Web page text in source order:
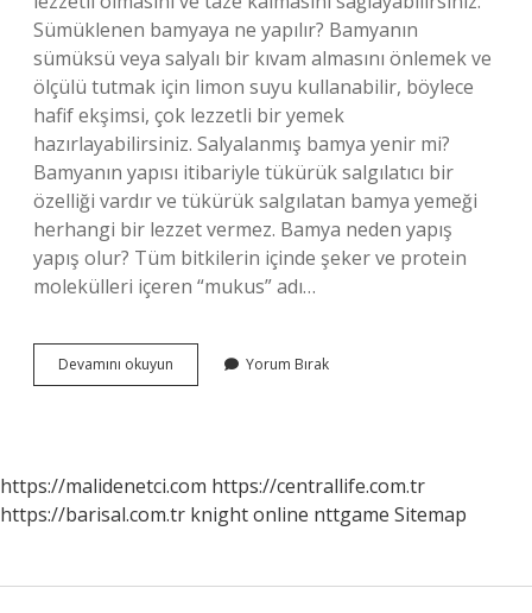
Sümüklenen bamyaya ne yapılır? Bamyanın
sümüksü veya salyalı bir kıvam almasını önlemek ve
ölçülü tutmak için limon suyu kullanabilir, böylece
hafif ekşimsi, çok lezzetli bir yemek
hazırlayabilirsiniz. Salyalanmış bamya yenir mi?
Bamyanın yapısı itibariyle tükürük salgılatıcı bir
özelliği vardır ve tükürük salgılatan bamya yemeği
herhangi bir lezzet vermez. Bamya neden yapış
yapış olur? Tüm bitkilerin içinde şeker ve protein
molekülleri içeren “mukus” adı…
Devamını okuyun
Yemeği
Yorum Bırak
https://malidenetci.com https://centrallife.com.tr
https://barisal.com.tr knight online nttgame Sitemap